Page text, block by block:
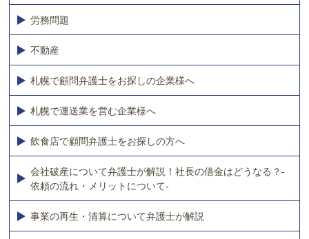
労務問題
不動産
札幌で顧問弁護士をお探しの企業様へ
札幌で運送業を営む企業様へ
飲食店で顧問弁護士をお探しの方へ
会社破産について弁護士が解説！社長の借金はどうなる？-
依頼の流れ・メリットについて-
事業の再生・清算について弁護士が解説